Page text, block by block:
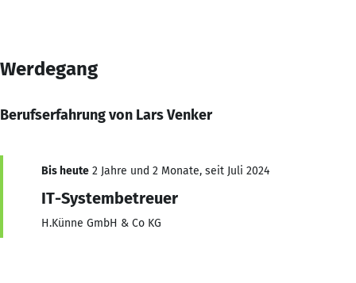
Werdegang
Berufserfahrung von Lars Venker
Bis heute 2 Jahre und 2 Monate, seit Juli 2024
IT-Systembetreuer
H.Künne GmbH & Co KG